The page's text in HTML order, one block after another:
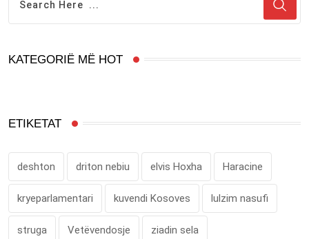
KATEGORIË MË HOT
ETIKETAT
deshton driton nebiu elvis Hoxha Haracine
kryeparlamentari kuvendi Kosoves lulzim nasufi
struga Vetëvendosje ziadin sela